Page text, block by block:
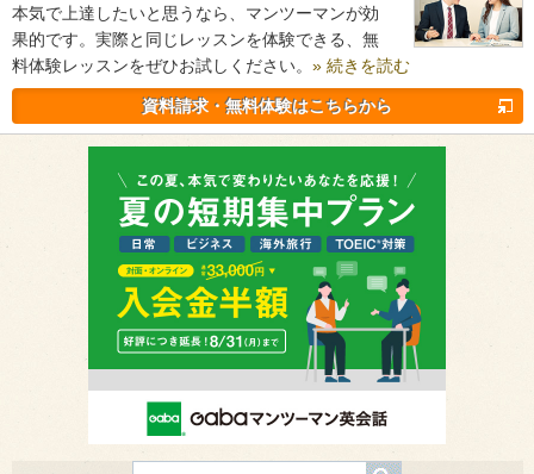
本気で上達したいと思うなら、マンツーマンが効
果的です。実際と同じレッスンを体験できる、無
料体験レッスンをぜひお試しください。 » 続きを読む
資料請求・無料体験はこちらから